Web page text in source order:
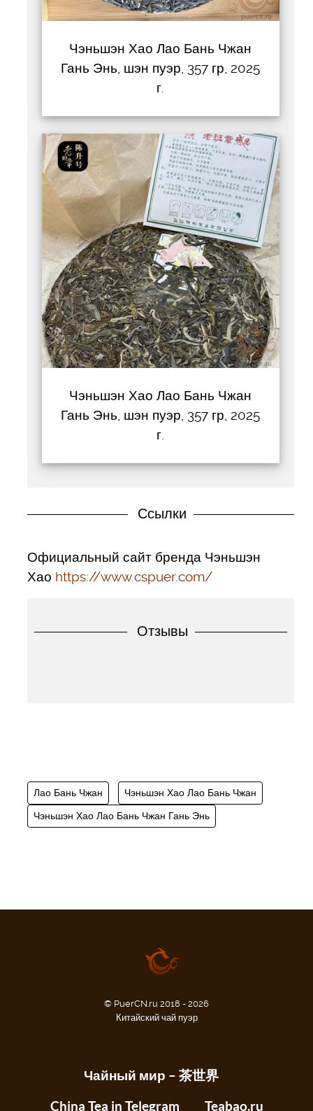
Чэньшэн Хао Лао Бань Чжан
Гань Энь, шэн пуэр, 357 гр, 2025
г.
Чэньшэн Хао Лао Бань Чжан
Гань Энь, шэн пуэр, 357 гр, 2025
г.
Ссылки
Официальный сайт бренда Чэньшэн
Хао https://www.cspuer.com/
Отзывы
Лао Бань Чжан Чэньшэн Хао Лао Бань Чжан
Чэньшэн Хао Лао Бань Чжан Гань Энь
© PuerCN.ru 2018 - 2026
Китайский чай пуэр
Чайный мир – 茶世界
China Tea in Telegram
Teabao.ru